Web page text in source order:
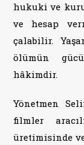
hukuki ve
ve hesap
çalabilir.
ölümün
hâkimdir.
Yönetmen
filmler
üretimisinde